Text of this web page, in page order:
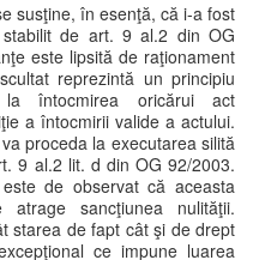
susţine, în esenţă, că i-a fost
de art. 9 al.2 din OG
este lipsită de raţionament
reprezintă un principiu
întocmirea oricărui act
a întocmirii valide a actului.
proceda la executarea silită
9 al.2 lit. d din OG 92/2003.
de observat că aceasta
sancţiunea nulităţii.
starea de fapt cât şi de drept
ce impune luarea